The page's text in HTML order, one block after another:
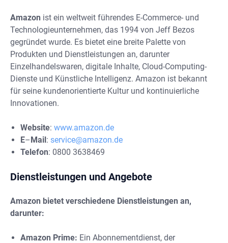
Amazon ist ein weltweit führendes E-Commerce- und
Technologieunternehmen, das 1994 von Jeff Bezos
gegründet wurde. Es bietet eine breite Palette von
Produkten und Dienstleistungen an, darunter
Einzelhandelswaren, digitale Inhalte, Cloud-Computing-
Dienste und Künstliche Intelligenz. Amazon ist bekannt
für seine kundenorientierte Kultur und kontinuierliche
Innovationen.
Website: www.amazon.de
E–Mail: service@amazon.de
Telefon: 0800 3638469
Dienstleistungen und Angebote
Amazon bietet verschiedene Dienstleistungen an,
darunter:
Amazon Prime: Ein Abonnementdienst, der